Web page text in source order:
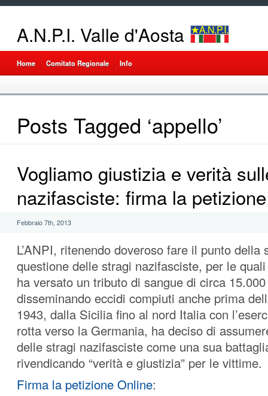
A.N.P.I. Valle d'Aosta
Home Comitato Regionale Info
Posts Tagged ‘appello’
Vogliamo giustizia e verità
nazifasciste: firma la petizione
Febbraio 7th, 2013
L’ANPI, ritenendo doveroso fare il punto della
questione delle stragi nazifasciste, per le
ha versato un tributo di sangue di circa
disseminando eccidi compiuti anche prima
1943, dalla Sicilia fino al nord Italia con
rotta verso la Germania, ha deciso di
delle stragi nazifasciste come una sua
rivendicando “verità e giustizia” per le vittime.
Firma la petizione Online: